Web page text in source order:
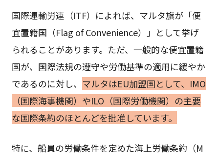
国際運輸労連（ITF）によれば、マルタ旗が「便
宜置籍国（Flag of Convenience）」として挙げ
られることがあります。ただ、一般的な便宜置籍
国が、国際法規の遵守や労働基準の適用に緩やか
であるのに対し、 マルタはEU加盟国として、IMO
（国際海事機関）やILO（国際労働機関）の主要
な国際条約のほとんどを批准しています。
特に、船員の労働条件を定めた海上労働条約（M